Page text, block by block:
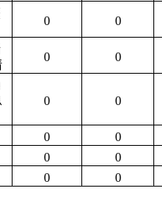
0 0
0 0
0 0
0 0
0 0
0 0